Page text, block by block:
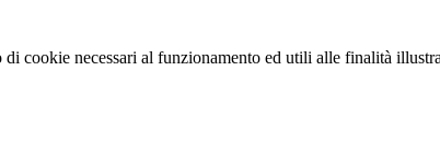
cookie necessari al funzionamento ed utili alle finalità